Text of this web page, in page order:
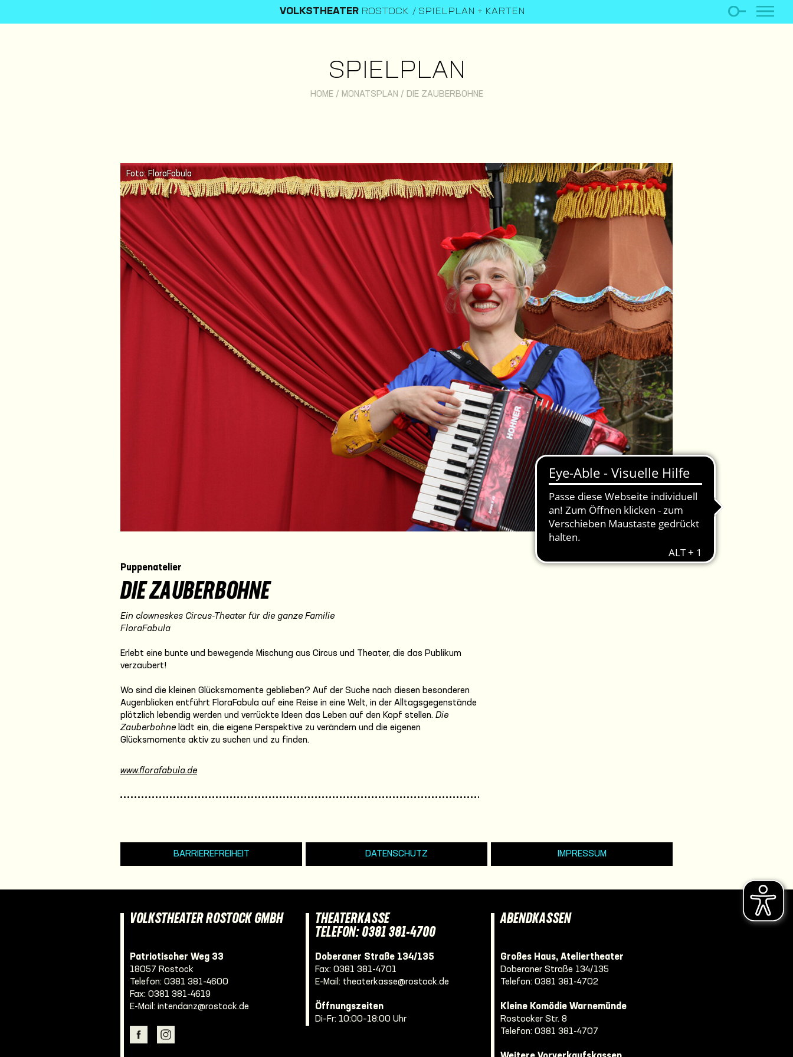
VOLKSTHEATER ROSTOCK SPIELPLAN + KARTEN
SPIELPLAN
HOME/ MONATSPLAN / DIE ZAUBERBOHNE
Foto: FloraFabula
Puppenatelier
DIE ZAUBERBOHNE
Ein clowneskes Circus-Theater für die ganze Familie
FloraFabula
Erlebt eine bunte und bewegende Mischung aus Circus und Theater, die das Publikum
verzaubert!
Wo sind die kleinen Glücksmomente geblieben? Auf der Suche nach diesen besonderen
Augenblicken entführt FloraFabula auf eine Reise in eine Welt, in der Alltagsgegenstände
plötzlich lebendig werden und verrückte Ideen das Leben auf den Kopf stellen. Die
Zauberbohne lädt ein, die eigene Perspektive zu verändern und die eigenen
Glücksmomente aktiv zu suchen und zu finden.
www.florafabula.de
BARRIEREFREIHEIT DATENSCHUTZ IMPRESSUM
VOLKSTHEATER ROSTOCK GMBH
Patriotischer Weg 33
18057 Rostock
Telefon: 0381 381-4600
Fax: 0381 381-4619
E-Mail: intendanz@rostock.de
THEATERKASSE
TELEFON: 0381 381-4700
Doberaner Straße 134/135
Fax: 0381 381-4701
E-Mail: theaterkasse@rostock.de
Öffnungszeiten
Di–Fr: 10:00–18:00 Uhr
ABENDKASSEN
Großes Haus, Ateliertheater
Doberaner Straße 134/135
Telefon: 0381 381-4702
Kleine Komödie Warnemünde
Rostocker Str. 8
Telefon: 0381 381-4707